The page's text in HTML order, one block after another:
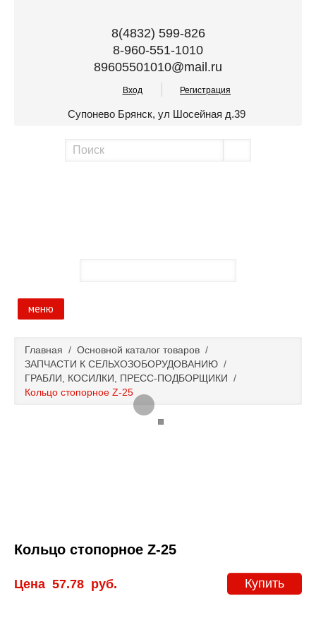
8(4832) 599-826
8-960-551-1010
89605501010@mail.ru
Вход Регистрация
Супонево Брянск, ул Шосейная д.39
меню
Основной каталог товаров
Главная / Основной каталог товаров /
ЗАПЧАСТИ К СЕЛЬХОЗОБОРУДОВАНИЮ /
ГРАБЛИ, КОСИЛКИ, ПРЕСС-ПОДБОРЩИКИ /
Кольцо стопорное Z-25
Кольцо стопорное Z-25
Купить
Цена 57.78 руб.